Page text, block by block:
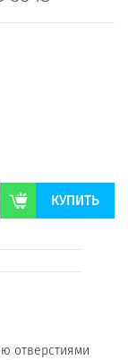
КУПИТЬ
отверстиями